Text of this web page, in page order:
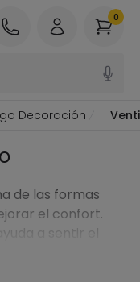
0
Decoración
de las formas
el confort.
a sentir el
circulación del
aportan